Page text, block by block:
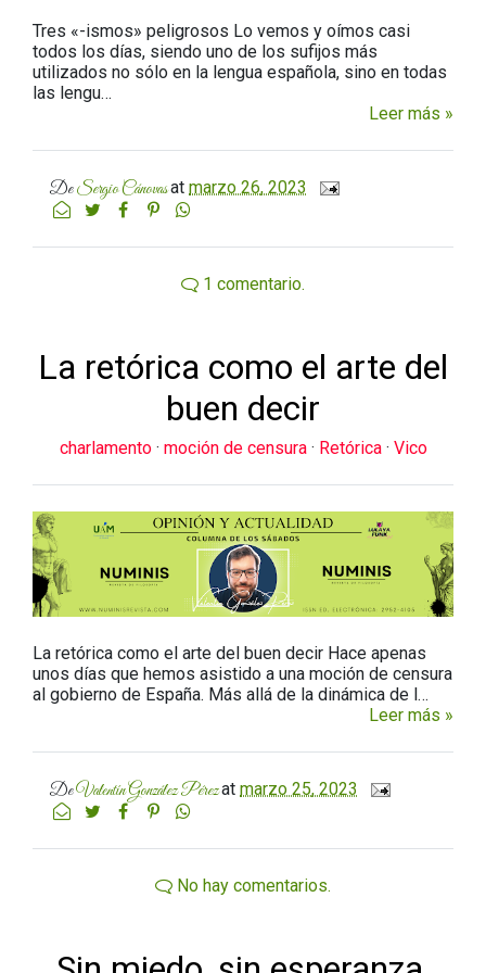
Tres «-ismos» peligrosos Lo vemos y oímos casi
todos los días, siendo uno de los sufijos más
utilizados no sólo en la lengua española, sino en todas
las lengu…
Leer más »
DeSergio Cánovasat marzo 26, 2023
1 comentario.
La retórica como el arte del
buen decir
charlamento · moción de censura · Retórica · Vico
La retórica como el arte del buen decir Hace apenas
unos días que hemos asistido a una moción de censura
al gobierno de España. Más allá de la dinámica de l…
Leer más »
DeValentín González Pérezat marzo 25, 2023
No hay comentarios.